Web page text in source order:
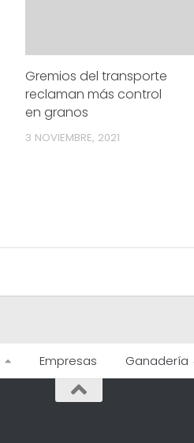
Gremios del transporte
reclaman más control
en granos
3 NOVIEMBRE, 2021
Empresas Ganadería